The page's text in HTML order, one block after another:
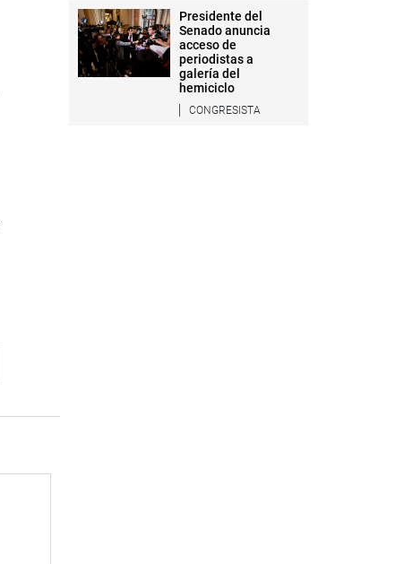
Presidente del
Senado anuncia
acceso de
periodistas a
galería del
hemiciclo
CONGRESISTA